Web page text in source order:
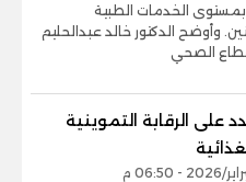
بمستوى الخدمات الطبية
وأوضح الدكتور خالد عبدالحليم
الصحي
على الرقابة التموينية